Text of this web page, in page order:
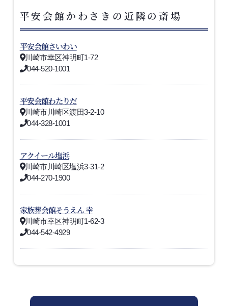
平安会館かわさきの近隣の斎場
平安会館さいわい
川崎市幸区神明町1-72
044-520-1001
平安会館わたりだ
川崎市川崎区渡田3-2-10
044-328-1001
アクイール塩浜
川崎市川崎区塩浜3-31-2
044-270-1900
家族葬会館そうえん 幸
川崎市幸区神明町1-62-3
044-542-4929